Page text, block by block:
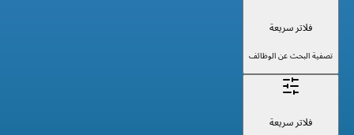
فلاتر سريعة
تصفية البحث عن الوظائف
فلاتر سريعة